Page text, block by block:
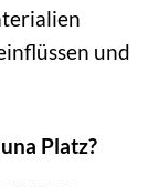
und
Platz?